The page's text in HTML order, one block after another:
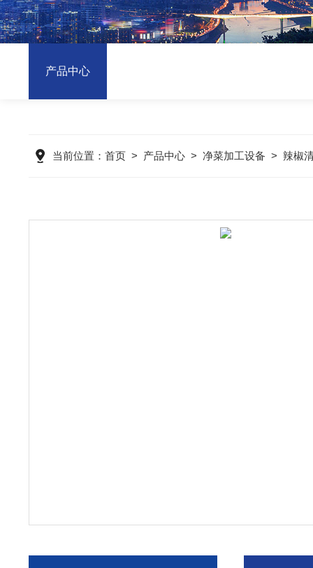
产品中心
当前位置： 首页> 产品中心> 净菜加工设备 > 辣椒